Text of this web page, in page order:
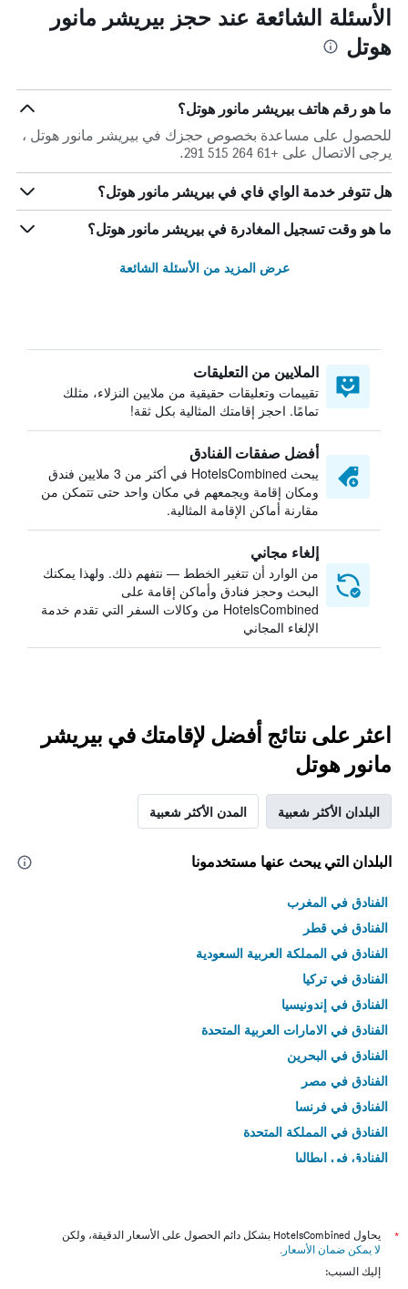
الأسئلة الشائعة عند حجز بيريشر مانور
هوتل
ما هو رقم هاتف بيريشر مانور هوتل؟
للحصول على مساعدة بخصوص حجزك في بيريشر مانور هوتل ،
يرجى الاتصال على +61 264 515 291.
هل تتوفر خدمة الواي فاي في بيريشر مانور هوتل؟
ما هو وقت تسجيل المغادرة في بيريشر مانور هوتل؟
عرض المزيد من الأسئلة الشائعة
الملايين من التعليقات
تقييمات وتعليقات حقيقية من ملايين النزلاء، مثلك
تمامًا. احجز إقامتك المثالية بكل ثقة!
أفضل صفقات الفنادق
يبحث HotelsCombined في أكثر من 3 ملايين فندق
ومكان إقامة ويجمعهم في مكان واحد حتى تتمكن من
مقارنة أماكن الإقامة المثالية.
إلغاء مجاني
من الوارد أن تتغير الخطط — نتفهم ذلك. ولهذا يمكنك
البحث وحجز فنادق وأماكن إقامة على
HotelsCombined من وكالات السفر التي تقدم خدمة
الإلغاء المجاني
اعثر على نتائج أفضل لإقامتك في بيريشر
مانور هوتل
البلدان الأكثر شعبية المدن الأكثر شعبية
البلدان التي يبحث عنها مستخدمونا
الفنادق في المغرب
الفنادق في قطر
الفنادق في المملكة العربية السعودية
الفنادق في تركيا
الفنادق في إندونيسيا
الفنادق في الامارات العربية المتحدة
الفنادق في البحرين
الفنادق في مصر
الفنادق في فرنسا
الفنادق في المملكة المتحدة
الفنادق في إيطاليا
*
يحاول HotelsCombined بشكل دائم الحصول على الأسعار الدقيقة، ولكن
لا يمكن ضمان الأسعار .
إليك السبب: